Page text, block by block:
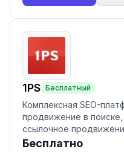
1PS Бесплатный
Комплексная SEO-
продвижение в поиске,
ссылочное
Бесплатно